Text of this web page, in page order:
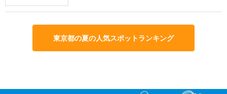
東京都の夏の人気スポットランキング